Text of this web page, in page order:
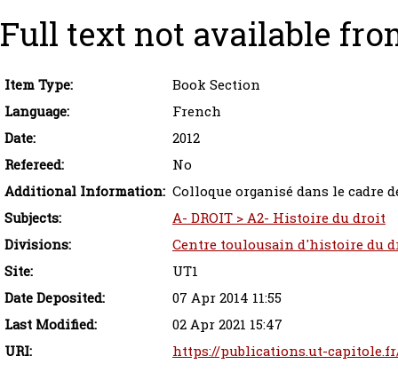
Full text not available
Item Type:
Book Section
Language:
French
Date:
2012
Refereed:
No
Additional Information: Colloque organisé dans le cadre
Subjects:
A- DROIT > A2- Histoire du droit
Divisions:
Centre toulousain d'histoire du
Site:
UT1
Date Deposited:
07 Apr 2014 11:55
Last Modified:
02 Apr 2021 15:47
URI:
https://publications.ut-